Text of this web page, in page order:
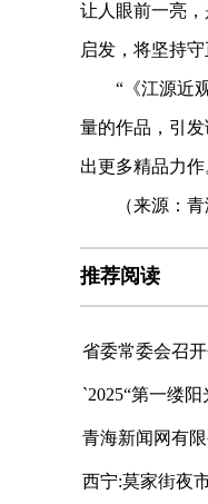
让人眼前一亮
启发，将坚持
“《江源近观
量的作品，引
出更多精品力作
（来源：青
推荐阅读
省委常委会召
`2025“第一缕
青海新闻网有
西宁:莫家街夜